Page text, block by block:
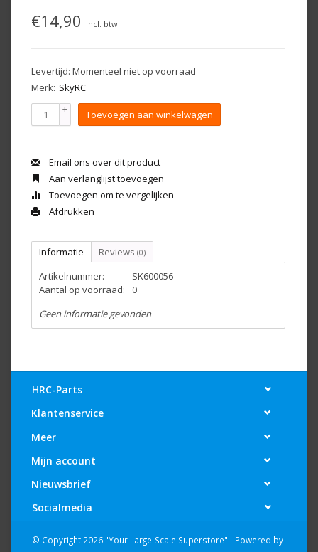
€14,90 Incl. btw
Levertijd: Momenteel niet op voorraad
Merk: SkyRC
+
- Toevoegen aan winkelwagen
Email ons over dit product
Aan verlanglijst toevoegen
Toevoegen om te vergelijken
Afdrukken
Informatie Reviews (0)
Artikelnummer:
SK600056
Aantal op voorraad:
0
Geen informatie gevonden
HRC-Parts
Klantenservice
Meer
Mijn account
Nieuwsbrief
Socialmedia
© Copyright 2026 "Your Large-Scale Superstore" - Powered by